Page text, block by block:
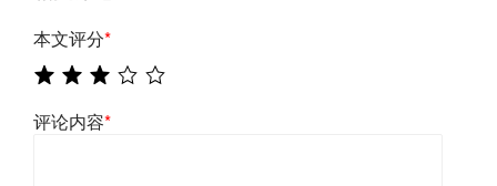
本文评分*
评论内容*